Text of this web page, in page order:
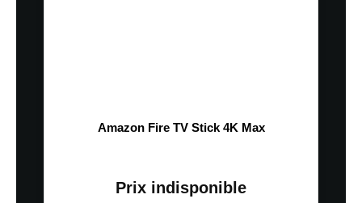
Amazon Fire TV Stick 4K Max
Prix indisponible